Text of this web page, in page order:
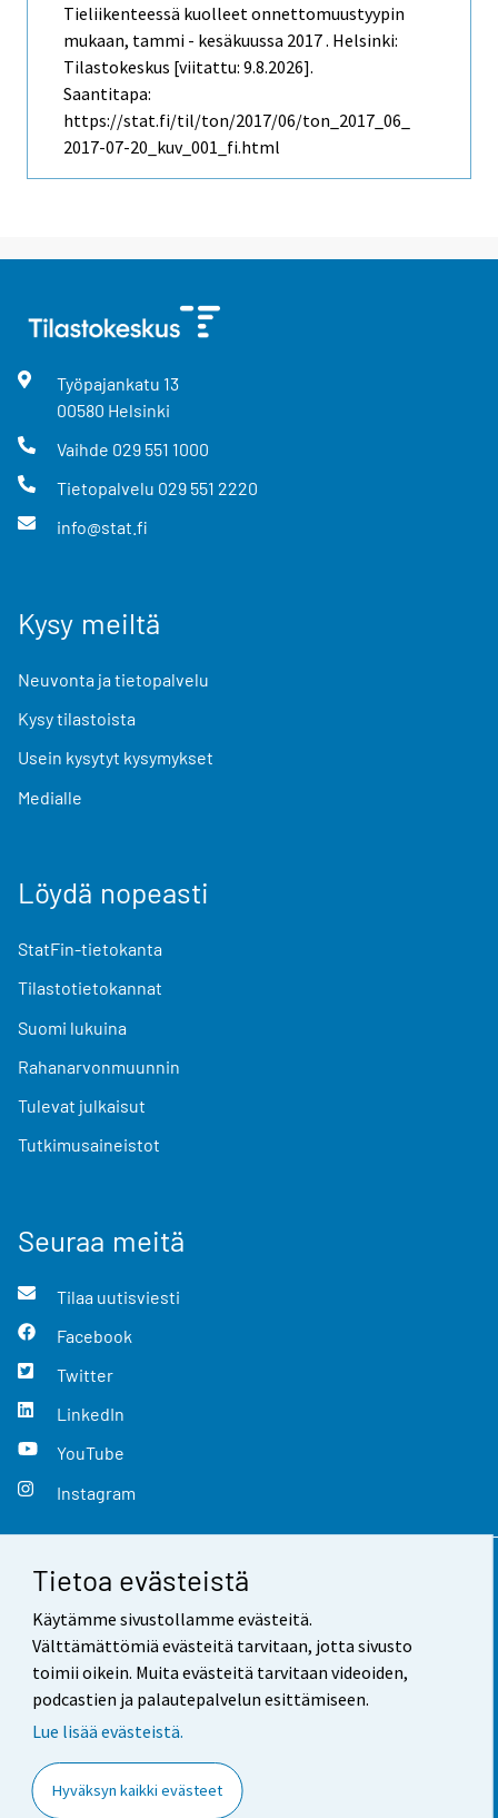
Tietoa evästeistä
Käytämme sivustollamme evästeitä.
Välttämättömiä evästeitä tarvitaan, jotta sivusto
toimii oikein. Muita evästeitä tarvitaan videoiden,
podcastien ja palautepalvelun esittämiseen.
Lue lisää evästeistä.
Hyväksyn kaikki evästeet
Tieliikenteessä kuolleet onnettomuustyypin
mukaan, tammi - kesäkuussa 2017 . Helsinki:
Tilastokeskus [viitattu: 9.8.2026].
Saantitapa:
https://stat.fi/til/ton/2017/06/ton_2017_06_
2017-07-20_kuv_001_fi.html
Työpajankatu 13
00580 Helsinki
Vaihde 029 551 1000
Tietopalvelu 029 551 2220
info@stat.fi
Kysy meiltä
Neuvonta ja tietopalvelu
Kysy tilastoista
Usein kysytyt kysymykset
Medialle
Löydä nopeasti
StatFin-tietokanta
Tilastotietokannat
Suomi lukuina
Rahanarvonmuunnin
Tulevat julkaisut
Tutkimusaineistot
Seuraa meitä
Tilaa uutisviesti
Facebook
Twitter
LinkedIn
YouTube
Instagram
Yhteystiedot
Palaute
Käyttöehdot
Saavutettavuus
Tietoa sivustosta